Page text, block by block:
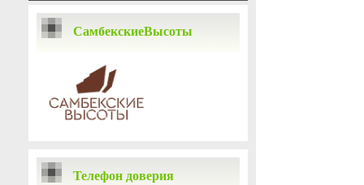
СамбекскиеВысоты
Телефон доверия